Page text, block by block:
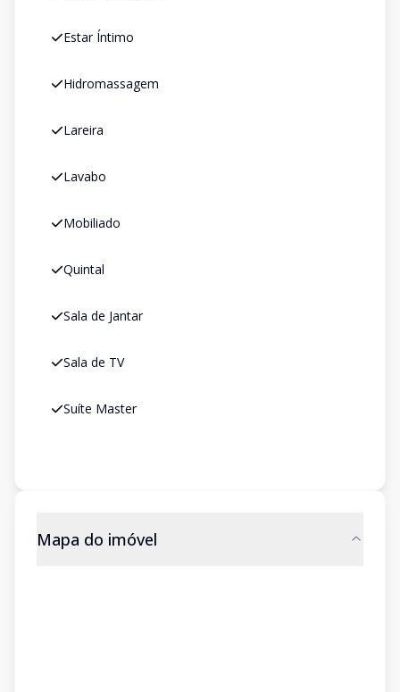
Estar Íntimo
Hidromassagem
Lareira
Lavabo
Mobiliado
Quintal
Sala de Jantar
Sala de TV
Suíte Master
Mapa do imóvel